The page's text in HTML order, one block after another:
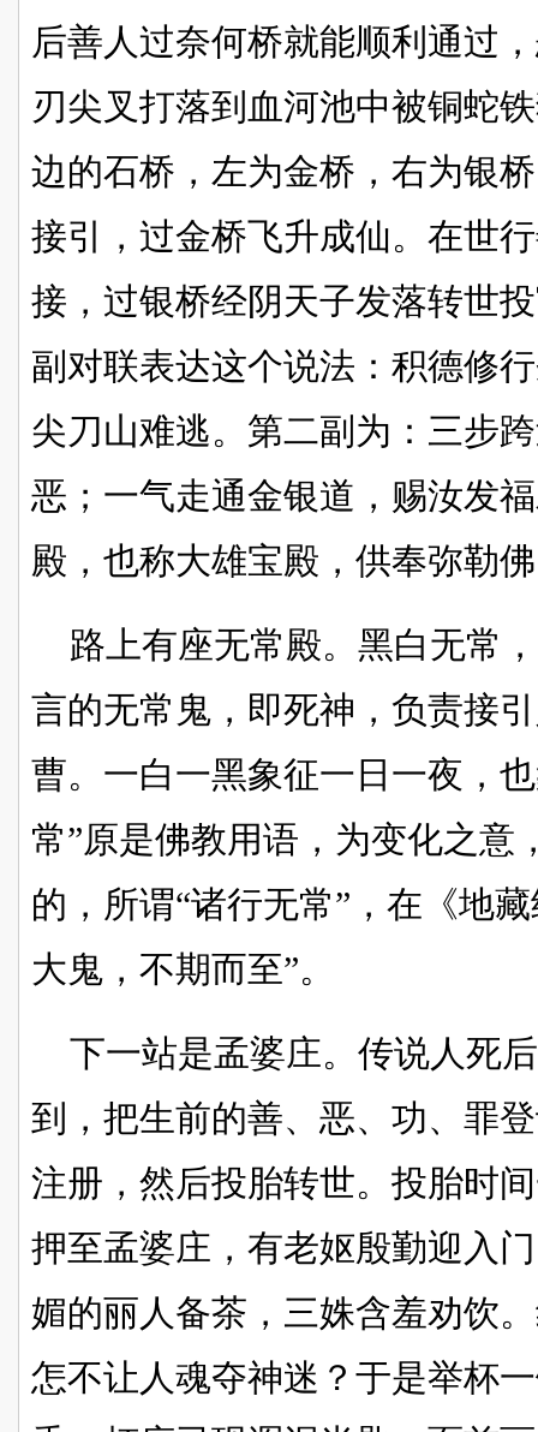
后善人过奈何桥就能顺利通过
刃尖叉打落到血河池中被铜蛇
边的石桥，左为金桥，右为银
接引，过金桥飞升成仙。在世
接，过银桥经阴天子发落转世
副对联表达这个说法：积德修
尖刀山难逃。第二副为：三步
恶；一气走通金银道，赐汝发
殿，也称大雄宝殿，供奉弥勒
路上有座无常殿。黑白无常
言的无常鬼，即死神，负责接
曹。一白一黑象征一日一夜，
常”原是佛教用语，为变化之意
的，所谓“诸行无常”，在《地
大鬼，不期而至”。
下一站是孟婆庄。传说人死
到，把生前的善、恶、功、罪
注册，然后投胎转世。投胎时
押至孟婆庄，有老妪殷勤迎入
媚的丽人备茶，三姝含羞劝饮
怎不让人魂夺神迷？于是举杯